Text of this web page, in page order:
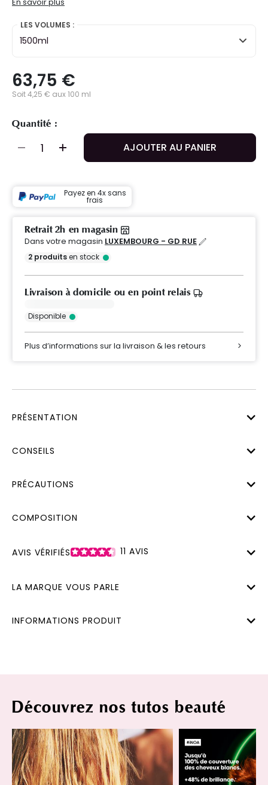
LES VOLUMES :
1500ml
63,75 €
Soit 4,25 € aux 100 ml
Quantité :
AJOUTER AU PANIER
Payez en 4x sans
frais
Retrait 2h en magasin
Dans votre magasin LUXEMBOURG - GD RUE
2 produitsen stock
Livraison à domicile ou en point relais
Disponible
Plus d’informations sur la livraison & les retours
PRÉSENTATION
CONSEILS
PRÉCAUTIONS
COMPOSITION
AVIS VÉRIFIÉS 11 AVIS
LA MARQUE VOUS PARLE
INFORMATIONS PRODUIT
Découvrez nos tutos beauté